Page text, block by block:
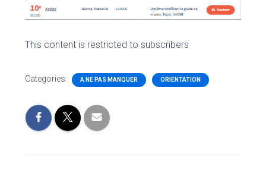
This content is restricted to subscribers
Categories: A NE PAS MANQUER ORIENTATION